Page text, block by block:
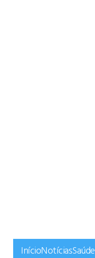
InícioNotíciasSaúde